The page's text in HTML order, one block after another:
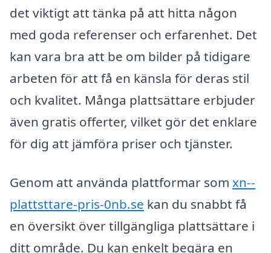
det viktigt att tänka på att hitta någon
med goda referenser och erfarenhet. Det
kan vara bra att be om bilder på tidigare
arbeten för att få en känsla för deras stil
och kvalitet. Många plattsättare erbjuder
även gratis offerter, vilket gör det enklare
för dig att jämföra priser och tjänster.
Genom att använda plattformar som xn--
plattsttare-pris-0nb.se kan du snabbt få
en översikt över tillgängliga plattsättare i
ditt område. Du kan enkelt begära en